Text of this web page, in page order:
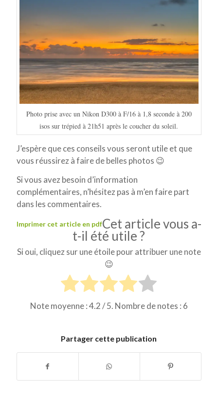
Photo prise avec un Nikon D300 à F/16 à 1,8 seconde à 200
isos sur trépied à 21h51 après le coucher du soleil.
J’espère que ces conseils vous seront utile et que
vous réussirez à faire de belles photos 😉
Si vous avez besoin d’information
complémentaires, n’hésitez pas à m’en faire part
dans les commentaires.
Imprimer cet article en pdfCet article vous a-
t-il été utile ?
Si oui, cliquez sur une étoile pour attribuer une note
😉
Note moyenne :4.2/ 5. Nombre de notes : 6
Partager cette publication